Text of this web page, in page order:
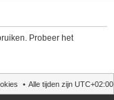
Probeer het
Alle tijden zijn UTC+02:00